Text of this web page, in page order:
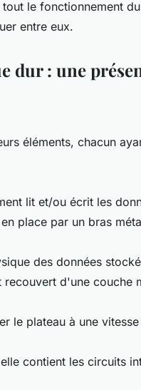
tout le fonctionnement
entre eux.
dur : une
éléments, chacun
lit et/ou écrit les
place par un bras
des données
d'une couche
le plateau à une
contient les circuits